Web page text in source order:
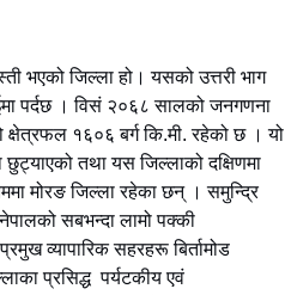
भएको जिल्ला हो। यसको उत्तरी भाग
पर्दछ । विसं २०६८ सालको जनगणना
१६०६ बर्ग कि.मी. रहेको छ । यो
छुट्याएको तथा यस जिल्लाको दक्षिणमा
मोरङ जिल्ला रहेका छन् । समुन्द्रि
सबभन्दा लामो पक्की
व्यापारिक सहरहरू बिर्तामोड
प्रसिद्ध पर्यटकीय एवं